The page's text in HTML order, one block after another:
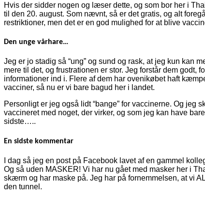
Hvis der sidder nogen og læser dette, og som bor her i
til den 20. august. Som nævnt, så er det gratis, og alt
restriktioner, men det er en god mulighed for at blive
Den unge vårhare…
Jeg er jo stadig så “ung” og sund og rask, at jeg kun kan
mere til det, og frustrationen er stor. Jeg forstår dem
informationer ind i. Flere af dem har ovenikøbet haft
vacciner, så nu er vi bare bagud her i landet.
Personligt er jeg også lidt “bange” for vaccinerne. Og jeg
vaccineret med noget, der virker, og som jeg kan have
sidste…..
En sidste kommentar
I dag så jeg en post på Facebook lavet af en gammel
Og så uden MASKER! Vi har nu gået med masker her i
skærm og har maske på. Jeg har på fornemmelsen, at vi
den tunnel.